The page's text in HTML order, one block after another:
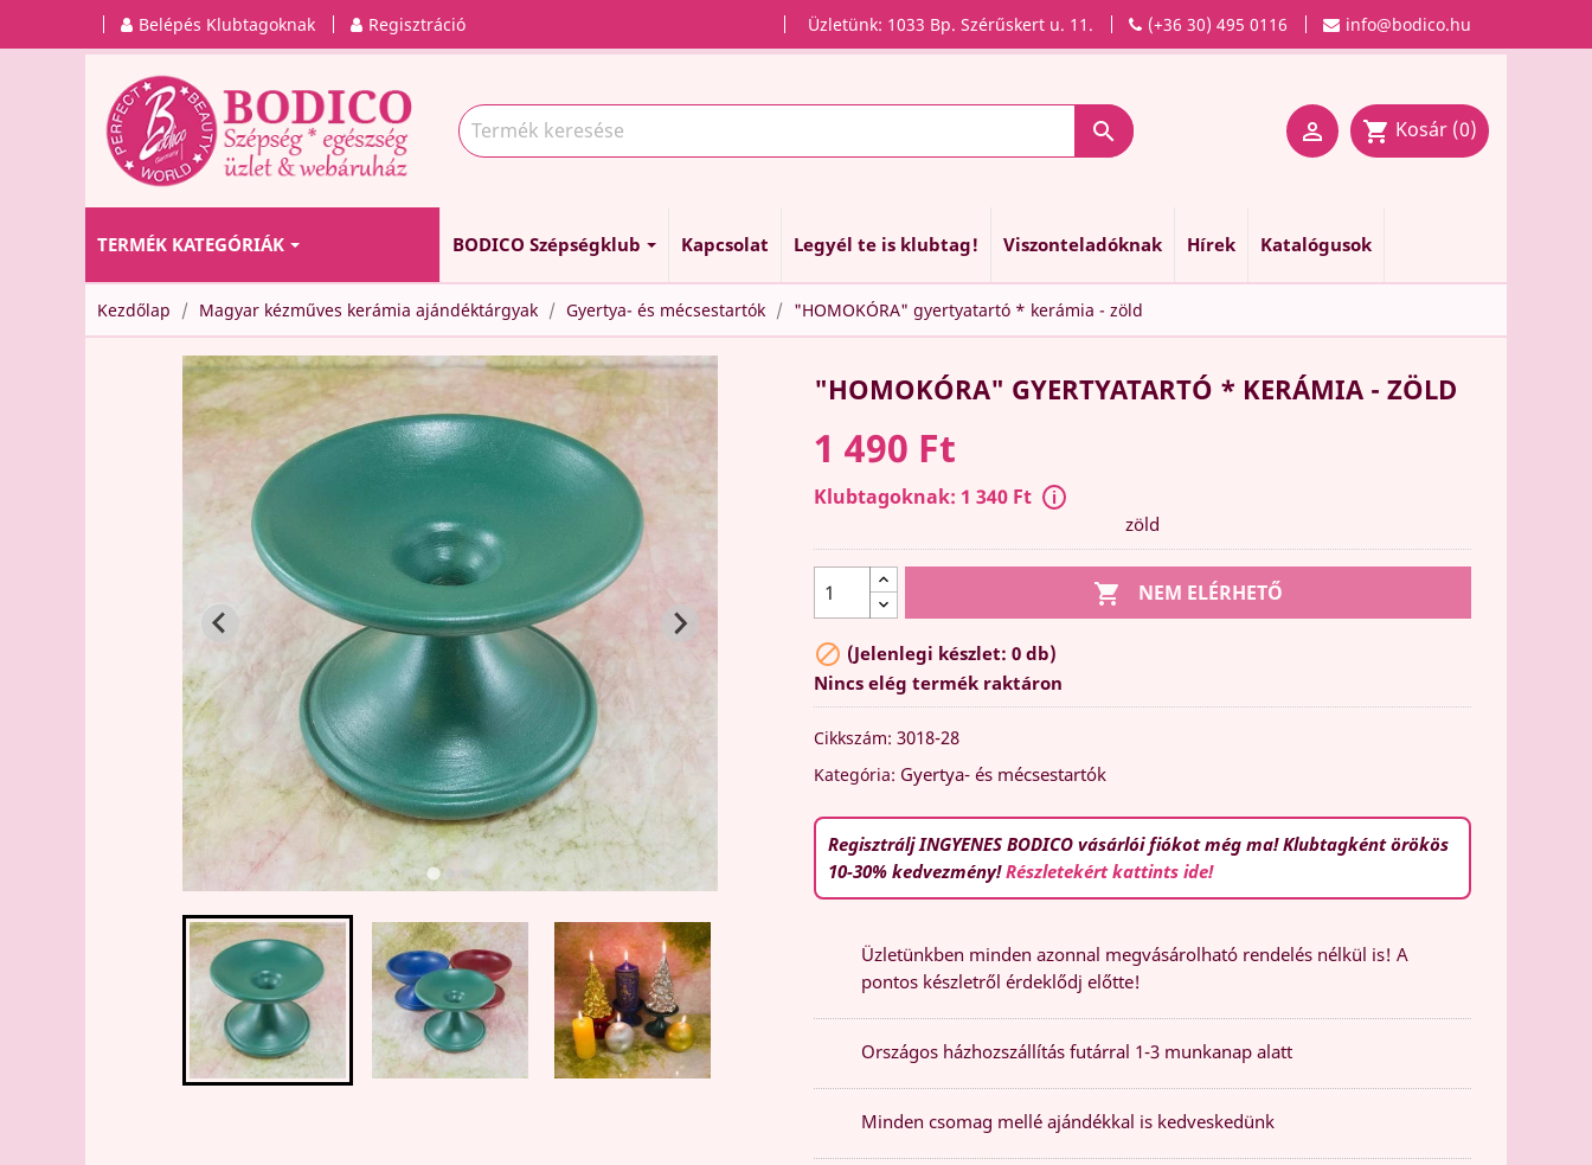
Belépés Klubtagoknak Regisztráció info@bodico.hu
(+36 30) 495 0116
Üzletünk: 1033 Bp. Szérűskert u. 11.
  shopping_cart Kosár (0)
TERMÉK KATEGÓRIÁK BODICO Szépségklub Kapcsolat Legyél te is klubtag! Viszonteladóknak Hírek Katalógusok
Kezdőlap Magyar kézműves kerámia ajándéktárgyak Gyertya- és mécsestartók "HOMOKÓRA" gyertyatartó * kerámia - zöld
"HOMOKÓRA" GYERTYATARTÓ * KERÁMIA - ZÖLD
1 490 Ft
Klubtagoknak: 1 340 Ft
zöld
 NEM ELÉRHETŐ
 (Jelenlegi készlet: 0 db)
Nincs elég termék raktáron
Cikkszám: 3018-28
Kategória: Gyertya- és mécsestartók
Regisztrálj INGYENES BODICO vásárlói fiókot még ma! Klubtagként örökös
10-30% kedvezmény!Részletekért kattints ide!
Üzletünkben minden azonnal megvásárolható rendelés nélkül is! A
pontos készletről érdeklődj előtte!
Országos házhozszállítás futárral 1-3 munkanap alatt
Minden csomag mellé ajándékkal is kedveskedünk